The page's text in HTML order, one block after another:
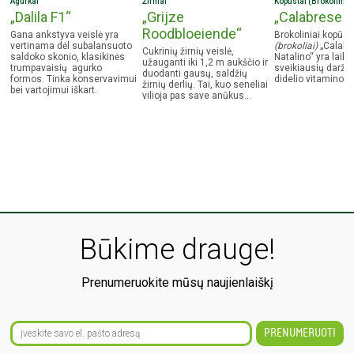
– 4 stipriausius ir grąžiausius daigelius.
nunyksta. Arba priežastis gali būti ir tai, kad jūsų šiltnamyje trūksta
vabzdžių, kurie perneša žiedadulkes. Reikėtų pasirūpinti, kad
šiltnamyje atsirastų daugiau vabzdžių, bičių traukos objektų, kurie
priviliotų daugiau skraidančių gyvių. Tam galite naudoti ASEJA Bičių ir
ASEJA Vabzdžiųvilioklius. Senieji daržininkai, kartais moteriškus
žiedus apdulkina rankiniu būdu: nuskynę vyrišką agurko augalo žiedą,
juo paliečia moterišką žiedą ir taip perneša žiedadulkes.
Kodėl mano agurkų derlius pagelto?Tai reiškia, kad jūsų agurkai
pernoko. Juos būtina nuskinti nuo augalo.
„Dalila F1“
Gana ankstyva veislė yra
vertinama dėl subalansuoto
saldoko skonio, klasikinės
trumpavaisių agurko
formos. Tinka konservavimui
bei vartojimui iškart.
„Grijze
Roodbloeiende“
Cukrinių žirnių veislė,
užauganti iki 1,2 m aukščio ir
duodanti gausų, saldžių
žirnių derlių. Tai, kuo seneliai
vilioja pas save anūkus…
„Calabrese
Brokoliniai
(brokoliai)
Natalino“ yra
sveikiausių
didelio vitamino
Būkime drauge!
Prenumeruokite mūsų naujienlaiškį